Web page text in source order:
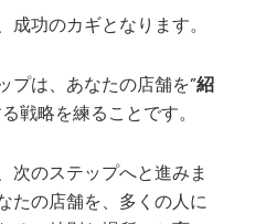
成功のカギとなります。
プは、あなたの店舗を”紹
戦略を練ることです。
次のステップへと進みま
たの店舗を、多くの人に